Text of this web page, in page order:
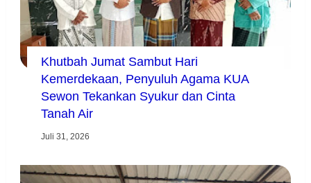
Khutbah Jumat Sambut Hari
Kemerdekaan, Penyuluh Agama KUA
Sewon Tekankan Syukur dan Cinta
Tanah Air
Juli 31, 2026